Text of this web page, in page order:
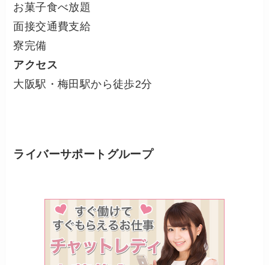
お菓子食べ放題
面接交通費支給
寮完備
アクセス
大阪駅・梅田駅から徒歩2分
ライバーサポートグループ